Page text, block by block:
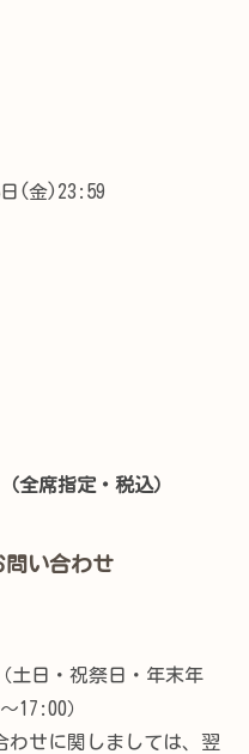
(金)23:59
席指定・税込）
問い合わせ
（土日・祝祭日・年末年
17:00）
せに関しましては、翌